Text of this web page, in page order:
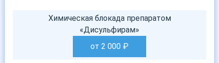
Химическая блокада препаратом
«Дисульфирам»
от 2 000 ₽